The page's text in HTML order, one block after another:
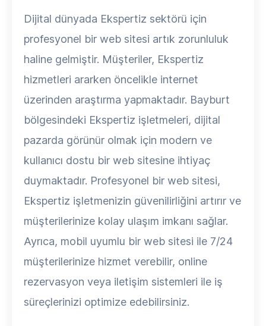
Dijital dünyada Ekspertiz sektörü için
profesyonel bir web sitesi artık zorunluluk
haline gelmiştir. Müşteriler, Ekspertiz
hizmetleri ararken öncelikle internet
üzerinden araştırma yapmaktadır. Bayburt
bölgesindeki Ekspertiz işletmeleri, dijital
pazarda görünür olmak için modern ve
kullanıcı dostu bir web sitesine ihtiyaç
duymaktadır. Profesyonel bir web sitesi,
Ekspertiz işletmenizin güvenilirliğini artırır ve
müşterilerinize kolay ulaşım imkanı sağlar.
Ayrıca, mobil uyumlu bir web sitesi ile 7/24
müşterilerinize hizmet verebilir, online
rezervasyon veya iletişim sistemleri ile iş
süreçlerinizi optimize edebilirsiniz.